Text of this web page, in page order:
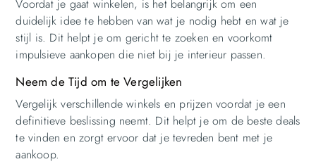
Voordat je gaat winkelen, is het belangrijk om een
duidelijk idee te hebben van wat je nodig hebt en wat je
stijl is. Dit helpt je om gericht te zoeken en voorkomt
impulsieve aankopen die niet bij je interieur passen.
Neem de Tijd om te Vergelijken
Vergelijk verschillende winkels en prijzen voordat je een
definitieve beslissing neemt. Dit helpt je om de beste deals
te vinden en zorgt ervoor dat je tevreden bent met je
aankoop.